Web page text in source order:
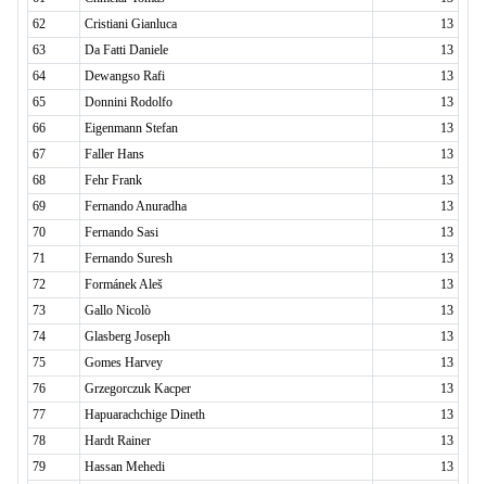
62
Cristiani Gianluca
13
63
Da Fatti Daniele
13
64
Dewangso Rafi
13
65
Donnini Rodolfo
13
66
Eigenmann Stefan
13
67
Faller Hans
13
68
Fehr Frank
13
69
Fernando Anuradha
13
70
Fernando Sasi
13
71
Fernando Suresh
13
72
Formánek Aleš
13
73
Gallo Nicolò
13
74
Glasberg Joseph
13
75
Gomes Harvey
13
76
Grzegorczuk Kacper
13
77
Hapuarachchige Dineth
13
78
Hardt Rainer
13
79
Hassan Mehedi
13